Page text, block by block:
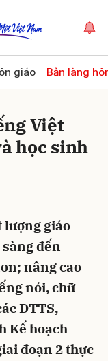
giáo Bản làng
Việt
học sinh
lượng giáo
đến
nâng cao
nói, chữ
DTTS,
Kế hoạch
đoạn 2 thực